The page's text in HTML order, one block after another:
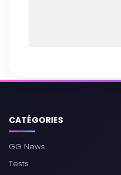
CATÉGORIES
GG News
Tests